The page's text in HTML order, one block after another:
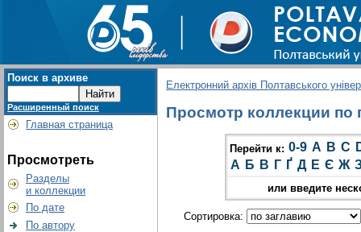
Поиск в архиве
Расширенный поиск
Главная страница
Просмотреть
Разделы
и коллекции
По дате
По автору
Електронний архів Полтавського
Просмотр коллекции по
Перейти к: 0-9 A B C
А Б В Г Ґ Д Е Є Ж
или введите
Сортировка: